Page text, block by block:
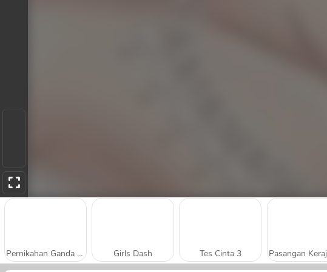
Pernikahan Ganda Klasik dan Glamor Girls Dash Tes Cinta 3